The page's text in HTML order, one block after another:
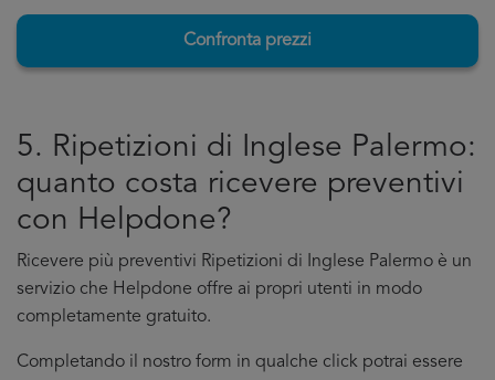
Confronta prezzi
5. Ripetizioni di Inglese Palermo:
quanto costa ricevere preventivi
con Helpdone?
Ricevere più preventivi Ripetizioni di Inglese Palermo è un
servizio che Helpdone offre ai propri utenti in modo
completamente gratuito.
Completando il nostro form in qualche click potrai essere